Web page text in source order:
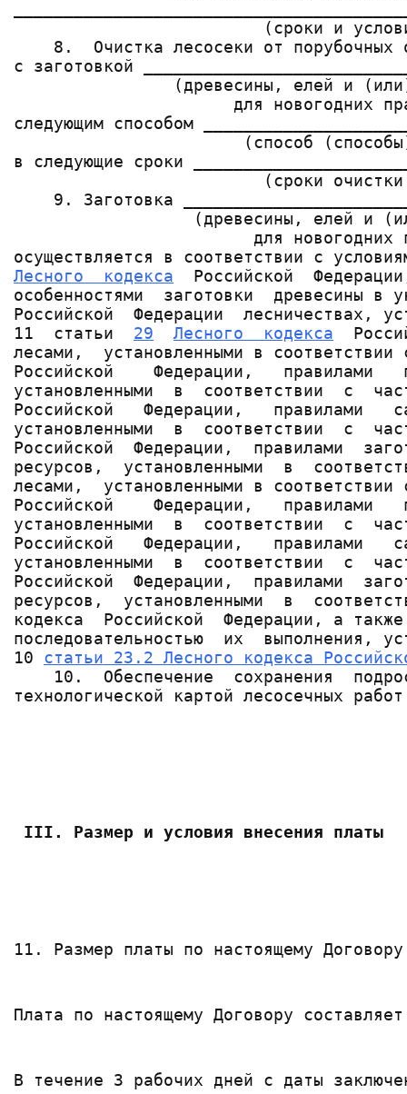
(сроки и
8.  Очистка лесосеки от порубочных
с заготовкой
(древесины, елей и
для новогодних
следующим способом
(способ
в следующие сроки
(сроки
9. Заготовка
(древесины, елей и
для новогодних
Лесного  кодекса
Российской
особенностями  заготовки  древесины в
Российской  Федерации  лесничествах,
11  статьи 29 Лесного  кодекса
лесами,  установленными в
Российской    Федерации,   правилами
установленными  в  соответствии  с
Российской   Федерации,   правилами
установленными  в  соответствии  с
Российской  Федерации,  правилами
ресурсов,  установленными  в
лесами,  установленными в
Российской    Федерации,   правилами
установленными  в  соответствии  с
Российской   Федерации,   правилами
установленными  в  соответствии  с
Российской  Федерации,  правилами
ресурсов,  установленными  в
кодекса  Российской  Федерации, а
последовательностью  их  выполнения,
10 статьи 23.2 Лесного кодекса
10.  Обеспечение  сохранения
III. Размер и условия внесения платы
11. Размер платы по настоящему
Плата по настоящему Договору
В течение 3 рабочих дней с даты